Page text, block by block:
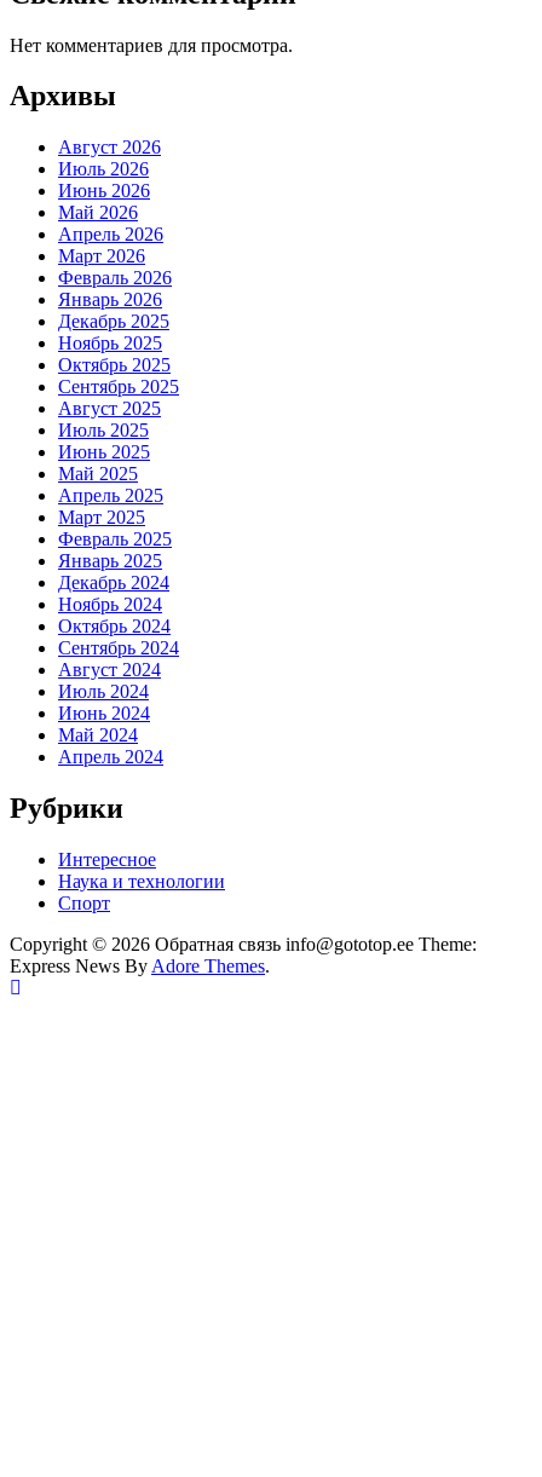
Нет комментариев для просмотра.
Архивы
Август 2026
Июль 2026
Июнь 2026
Май 2026
Апрель 2026
Март 2026
Февраль 2026
Январь 2026
Декабрь 2025
Ноябрь 2025
Октябрь 2025
Сентябрь 2025
Август 2025
Июль 2025
Июнь 2025
Май 2025
Апрель 2025
Март 2025
Февраль 2025
Январь 2025
Декабрь 2024
Ноябрь 2024
Октябрь 2024
Сентябрь 2024
Август 2024
Июль 2024
Июнь 2024
Май 2024
Апрель 2024
Рубрики
Интересное
Наука и технологии
Спорт
Copyright © 2026 Обратная связь info@gototop.ee Theme:
Express News By Adore Themes.